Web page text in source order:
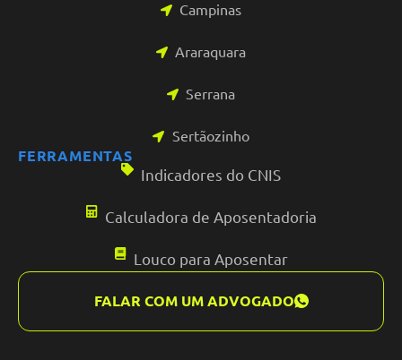
Campinas
Araraquara
Serrana
Sertãozinho
FERRAMENTAS
Indicadores do CNIS
Calculadora de Aposentadoria
Louco para Aposentar
FALAR COM UM ADVOGADO